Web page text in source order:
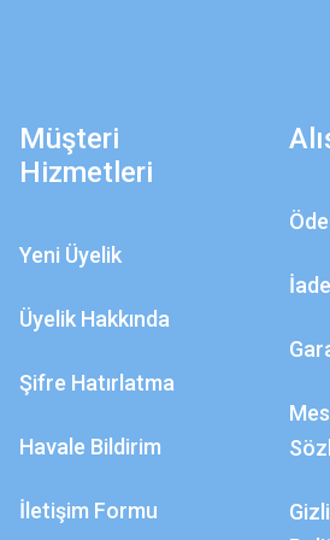
Müşteri
Hizmetleri
Yeni Üyelik
Üyelik Hakkında
Şifre Hatırlatma
Havale Bildirim
İletişim Formu